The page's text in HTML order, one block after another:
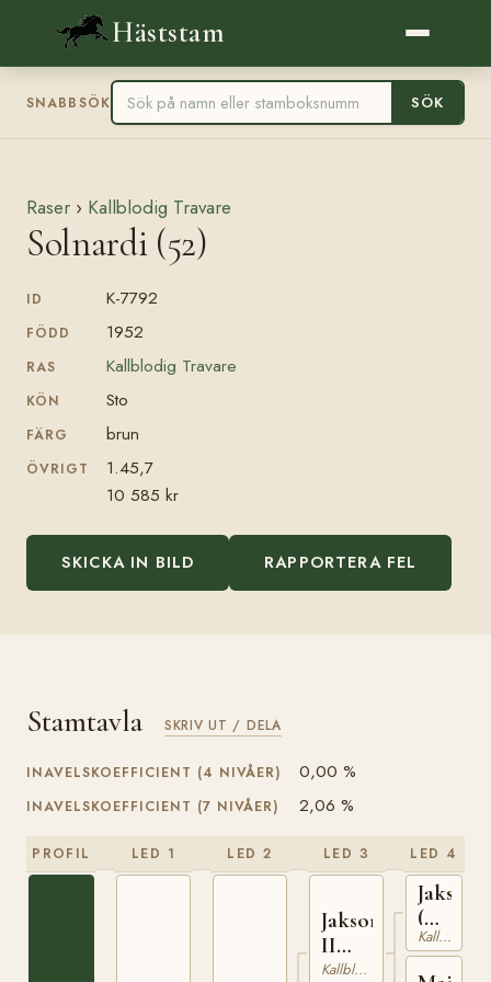
Häststam
SNABBSÖK SÖK
Raser › Kallblodig Travare
Solnardi (52)
ID K-7792
FÖDD 1952
RAS Kallblodig Travare
KÖN Sto
FÄRG brun
ÖVRIGT
1.45,7
10 585 kr
SKICKA IN BILD RAPPORTERA FEL
Stamtavla SKRIV UT / DELA
INAVELSKOEFFICIENT (4 NIVÅER) 0,00 %
INAVELSKOEFFICIENT (7 NIVÅER) 2,06 %
PROFIL LED 1 LED 2 LED 3
Jakson
II
(NO)
Kallblodig Travare
LED 4
Jakson
(NO)
T-
42
Kallblodig Travare